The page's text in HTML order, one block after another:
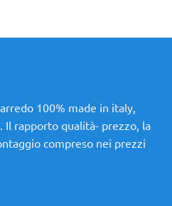
100% made in italy,
Il rapporto qualità- prezzo, la
compreso nei prezzi